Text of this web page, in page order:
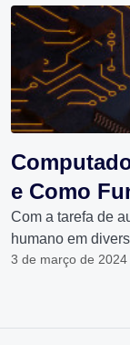
e Como
Com a tarefa de
humano em
3 de março de